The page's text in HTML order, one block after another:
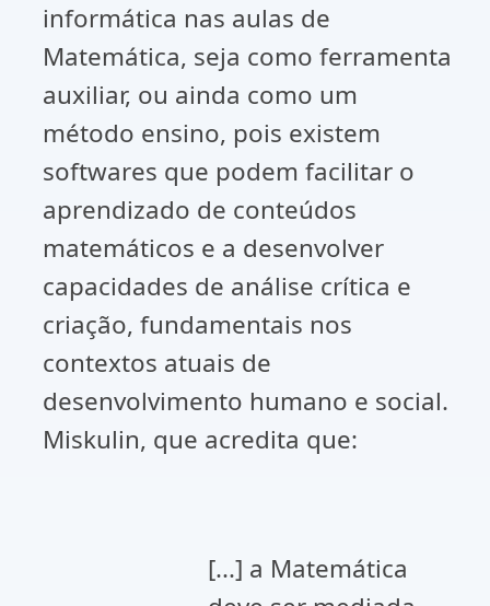
informática nas aulas de
Matemática, seja como ferramenta
auxiliar, ou ainda como um
método ensino, pois existem
softwares que podem facilitar o
aprendizado de conteúdos
matemáticos e a desenvolver
capacidades de análise crítica e
criação, fundamentais nos
contextos atuais de
desenvolvimento humano e social.
Miskulin, que acredita que:
[...] a Matemática